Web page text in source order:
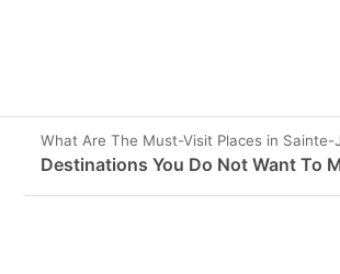
What Are The Must-Visit Places in Sainte-
Destinations You Do Not Want To